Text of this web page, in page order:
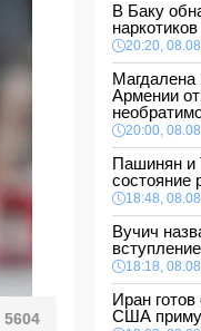
5604
В Баку
наркотиков
20:20,
Армении
20:00,
Пашинян и
состояние
18:48,
Вучич
18:18,
Иран
США